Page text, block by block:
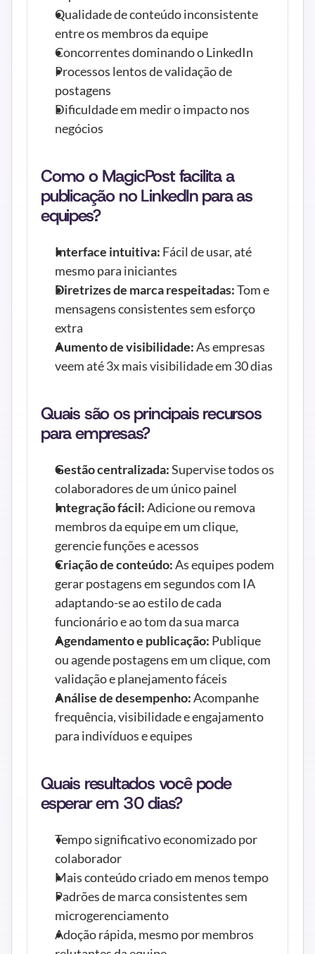
Qualidade de conteúdo inconsistente
entre os membros da equipe
Concorrentes dominando o LinkedIn
Processos lentos de validação de
postagens
Dificuldade em medir o impacto nos
negócios
Como o MagicPost facilita a
publicação no LinkedIn para as
equipes?
Interface intuitiva: Fácil de usar, até
mesmo para iniciantes
Diretrizes de marca respeitadas: Tom e
mensagens consistentes sem esforço
extra
Aumento de visibilidade: As empresas
veem até 3x mais visibilidade em 30 dias
Quais são os principais recursos
para empresas?
Gestão centralizada: Supervise todos os
colaboradores de um único painel
Integração fácil: Adicione ou remova
membros da equipe em um clique,
gerencie funções e acessos
Criação de conteúdo: As equipes podem
gerar postagens em segundos com IA
adaptando-se ao estilo de cada
funcionário e ao tom da sua marca
Agendamento e publicação: Publique
ou agende postagens em um clique, com
validação e planejamento fáceis
Análise de desempenho: Acompanhe
frequência, visibilidade e engajamento
para indivíduos e equipes
Quais resultados você pode
esperar em 30 dias?
Tempo significativo economizado por
colaborador
Mais conteúdo criado em menos tempo
Padrões de marca consistentes sem
microgerenciamento
Adoção rápida, mesmo por membros